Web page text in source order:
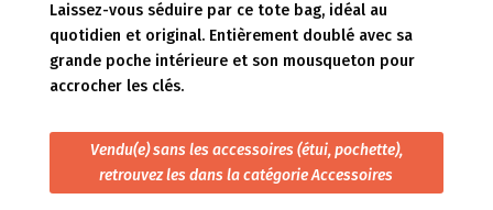
Laissez-vous séduire par ce tote bag, idéal au
quotidien et original. Entièrement doublé avec sa
grande poche intérieure et son mousqueton pour
accrocher les clés.
Vendu(e) sans les accessoires (étui, pochette),
retrouvez les dans la catégorie Accessoires